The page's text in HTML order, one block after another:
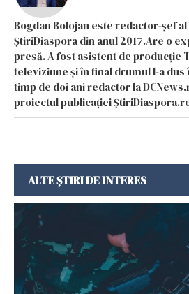
Bogdan Bolojan este redactor-șef
ȘtiriDiaspora din anul 2017.Are o
presă. A fost asistent de producție
televiziune și în final drumul l-a dus
timp de doi ani redactor la
proiectul publicației
ALTE ȘTIRI DE INTERES